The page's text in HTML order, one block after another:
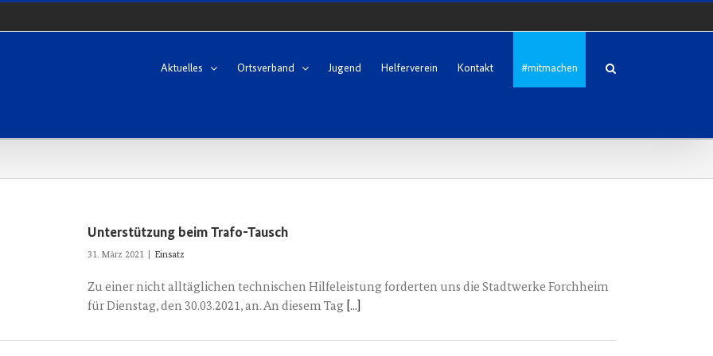
Aktuelles Ortsverband Jugend Helferverein Kontakt #mitmachen
Unterstützung beim Trafo-Tausch
31. März 2021 Einsatz
Zu einer nicht alltäglichen technischen Hilfeleistung forderten uns die Stadtwerke Forchheim
für Dienstag, den 30.03.2021, an. An diesem Tag [...]